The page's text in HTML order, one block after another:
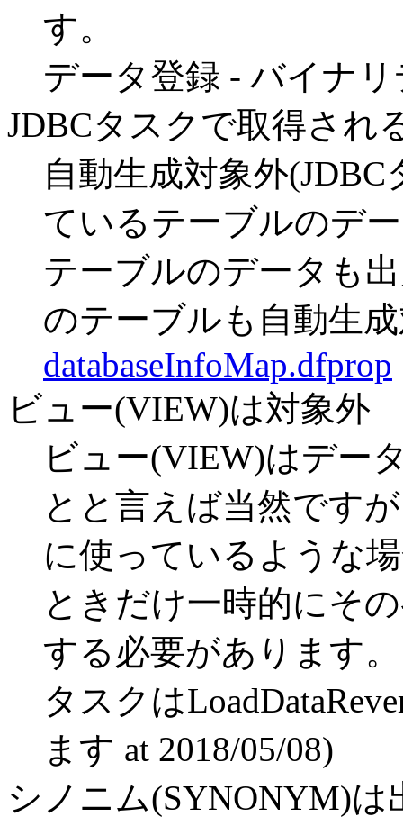
す。
データ登録 - バイナ
JDBCタスクで取得され
自動生成対象外
ているテーブルのデ
テーブルのデータも
のテーブルも自動生
databaseInfoMap.dfprop
ビュー(VIEW)は対象外
ビュー(VIEW)はデー
とと言えば当然です
に使っているような
ときだけ一時的にそ
する必要があります
タスクは
ます at 2018/05/08)
シノニム(SYNONYM)は